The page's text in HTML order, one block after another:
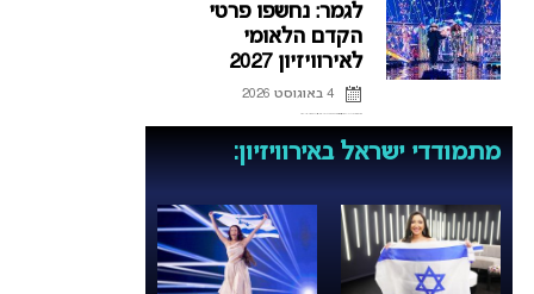
לגמר: נחשפו פרטי
הקדם הלאומי
לאירוויזיון 2027
4 באוגוסט 2026
מתמודדי ישראל באירוויזיון: